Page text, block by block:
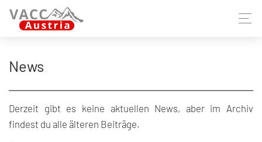
News
Derzeit gibt es keine aktuellen News, aber im Archiv
findest du alle älteren Beiträge.